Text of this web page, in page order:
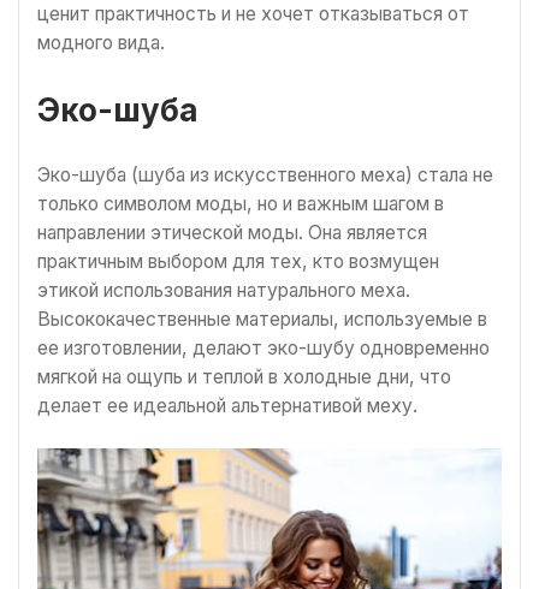
ценит практичность и не хочет отказываться от
модного вида.
Эко-шуба
Эко-шуба (шуба из искусственного меха) стала не
только символом моды, но и важным шагом в
направлении этической моды. Она является
практичным выбором для тех, кто возмущен
этикой использования натурального меха.
Высококачественные материалы, используемые в
ее изготовлении, делают эко-шубу одновременно
мягкой на ощупь и теплой в холодные дни, что
делает ее идеальной альтернативой меху.